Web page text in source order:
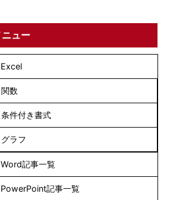
ニュー
Excel
関数
条件付き書式
グラフ
Word記事一覧
PowerPoint記事一覧